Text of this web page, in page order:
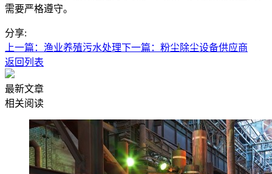
需要严格遵守。
分享:
上一篇：渔业养殖污水处理下一篇：粉尘除尘设备供应商
返回列表
最新文章
相关阅读